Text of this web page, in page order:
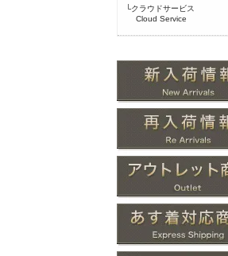
└クラウドサービス
Cloud Service